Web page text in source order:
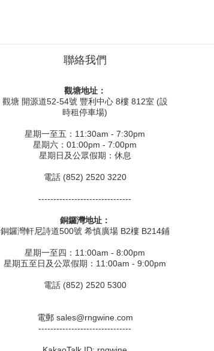
聯絡我們
觀塘地址：
觀塘 開源道52-54號 豐利中心 8樓 812室 (設
時租停車場)
星期一至五：11:30am - 7:30pm
星期六：01:00pm - 7:00pm
星期日及公眾假期：休息
電話 (852) 2520 3220
-------------------------------
銅鑼灣地址：
銅鑼灣軒尼詩道500號 希慎廣場 B2樓 B214鋪
星期一至四：11:00am - 8:00pm
星期五至日及公眾假期：11:00am - 9:00pm
電話 (852) 2520 5300
電郵 sales@rngwine.com
-------------------------------